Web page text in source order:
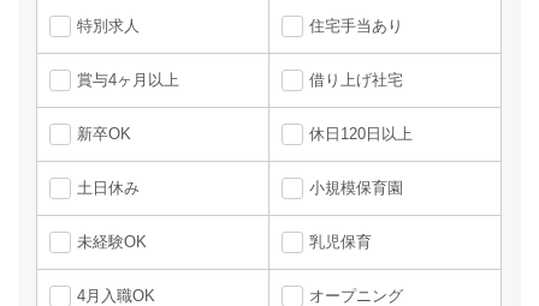
特別求人 住宅手当あり
賞与4ヶ月以上 借り上げ社宅
新卒OK 休日120日以上
土日休み 小規模保育園
未経験OK 乳児保育
4月入職OK オープニング